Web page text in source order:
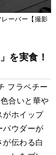
ーバー【撮影
を実食！
フラペチー
合いと華や
がホイップ
パウダーが
伝わる白